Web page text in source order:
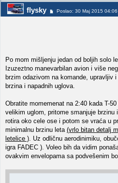
flysky Poslao: 30 Maj 2015 04:06
Po mom mišljenju jedan od boljih solo
Izuzeztno manevarbilan avion i više
brzim odazivom na komande, upravljiv
brzina i napadnih uglova.
Obratite momemenat na 2:40 kada T-
velikim uglom, pritome smanjuje brzinu
rotira oko cele ose i potom se vraća u
minimalnu brzinu leta (vrlo bitan detalj
letelice ). Uz odličnu aerodinimiku,
igra FADEC ). Voleo bih da vidim
ovakvim envelopama sa podvešenim